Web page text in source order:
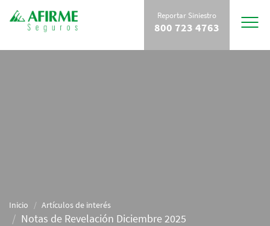
Toggle
Reportar Siniestro
800 723 4763
Inicio Artículos de interés
Notas de Revelación Diciembre 2025